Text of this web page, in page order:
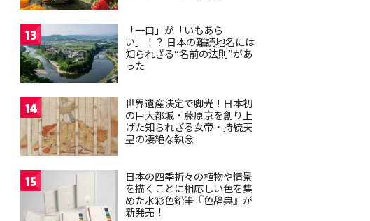
13
「一口」が「いもあら
い」！？ 日本の難読地名には
知られざる“名前の法則”があ
った
14
世界遺産決定で脚光！日本初
の巨大都城・藤原京を創り上
げた知られざる女帝・持統天
皇の凄絶な執念
15
日本の四季折々の植物や情景
を描くことに相応しい色を集
めた水彩色鉛筆『色辞典』が
新発売！